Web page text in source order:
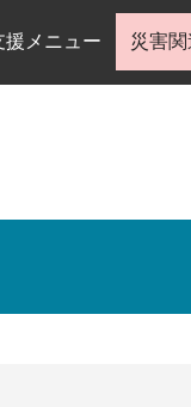
援メニュー 災害